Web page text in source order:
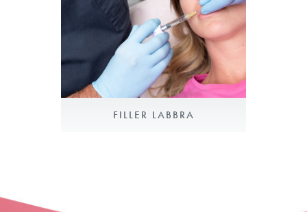
FILLER LABBRA